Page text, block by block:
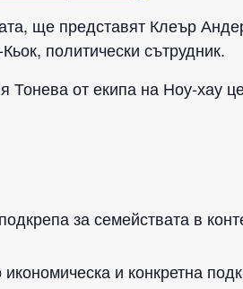
ще представят Клеър
политически сътрудник.
от екипа на Ноу-хау
за семействата в
и конкретна